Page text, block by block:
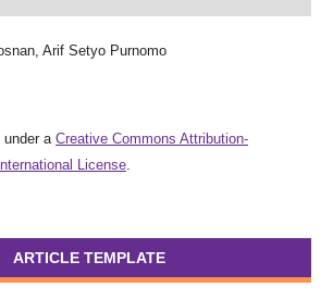
Arif Setyo Purnomo
a Creative Commons Attribution-
License.
ARTICLE TEMPLATE